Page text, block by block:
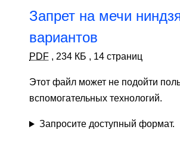
Запрет на мечи
вариантов
PDF , 234 КБ , 14 страниц
Этот файл может не подойти
вспомогательных технологий.
Запросите доступный формат.